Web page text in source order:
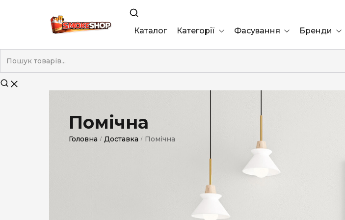
Каталог Категорії
Без фільтра
Смакові (капсула)
Фасування Бренди
Помічна
Головна / Доставка / Помічна